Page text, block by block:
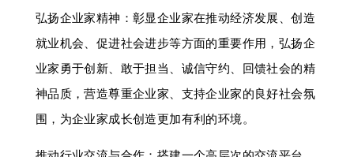
弘扬企业家精神：彰显企业家在推动经济发展、创造
就业机会、促进社会进步等方面的重要作用，弘扬企
业家勇于创新、敢于担当、诚信守约、回馈社会的精
神品质，营造尊重企业家、支持企业家的良好社会氛
围，为企业家成长创造更加有利的环境。